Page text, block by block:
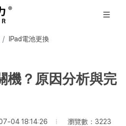
IPad電池更換
機？原因分析與完
04 18:14:26 瀏覽數：3223